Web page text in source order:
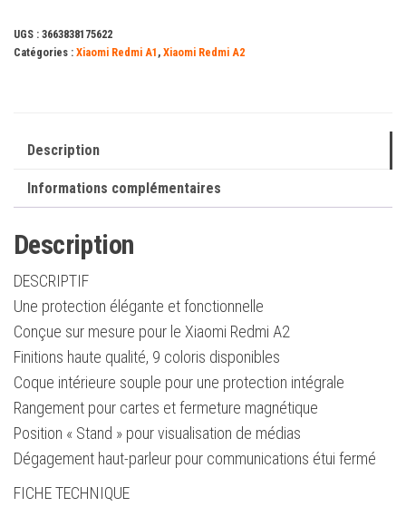
Xiaomi
A2
UGS : 3663838175622
Catégories : Xiaomi Redmi A1 , Xiaomi Redmi A2
Description
Informations complémentaires
Description
DESCRIPTIF
Une protection élégante et fonctionnelle
Conçue sur mesure pour le Xiaomi Redmi A2
Finitions haute qualité, 9 coloris disponibles
Coque intérieure souple pour une protection intégrale
Rangement pour cartes et fermeture magnétique
Position « Stand » pour visualisation de médias
Dégagement haut-parleur pour communications étui fermé
FICHE TECHNIQUE